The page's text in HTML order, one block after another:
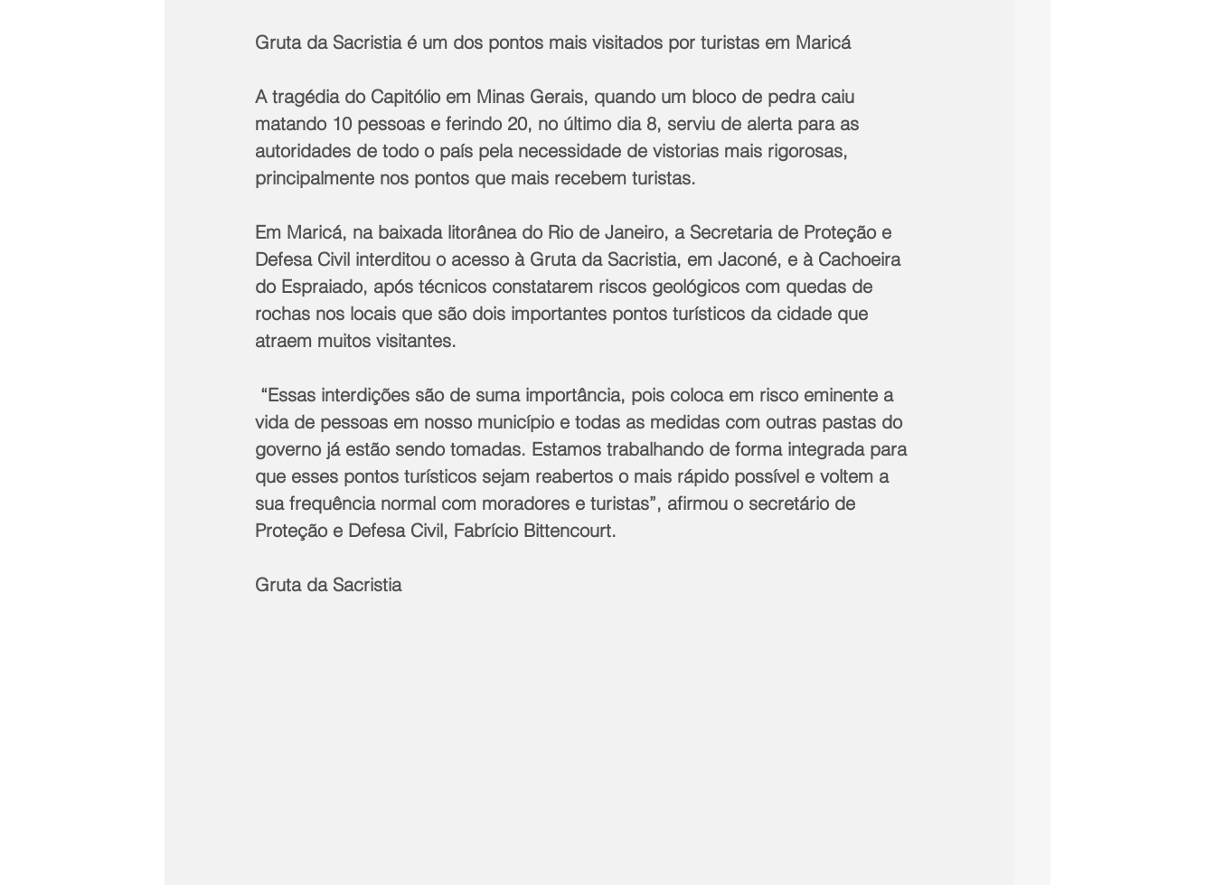
Gruta da Sacristia é um dos pontos mais visitados por turistas em Maricá
A tragédia do Capitólio em Minas Gerais, quando um bloco de pedra caiu
matando 10 pessoas e ferindo 20, no último dia 8, serviu de alerta para as
autoridades de todo o país pela necessidade de vistorias mais rigorosas,
principalmente nos pontos que mais recebem turistas.
Em Maricá, na baixada litorânea do Rio de Janeiro, a Secretaria de Proteção e
Defesa Civil interditou o acesso à Gruta da Sacristia, em Jaconé, e à Cachoeira
do Espraiado, após técnicos constatarem riscos geológicos com quedas de
rochas nos locais que são dois importantes pontos turísticos da cidade que
atraem muitos visitantes.
vida de pessoas em nosso município e todas as medidas com outras pastas do
governo já estão sendo tomadas. Estamos trabalhando de forma integrada para
que esses pontos turísticos sejam reabertos o mais rápido possível e voltem a
sua frequência normal com moradores e turistas”, afirmou o secretário de
Proteção e Defesa Civil, Fabrício Bittencourt.
Gruta da Sacristia